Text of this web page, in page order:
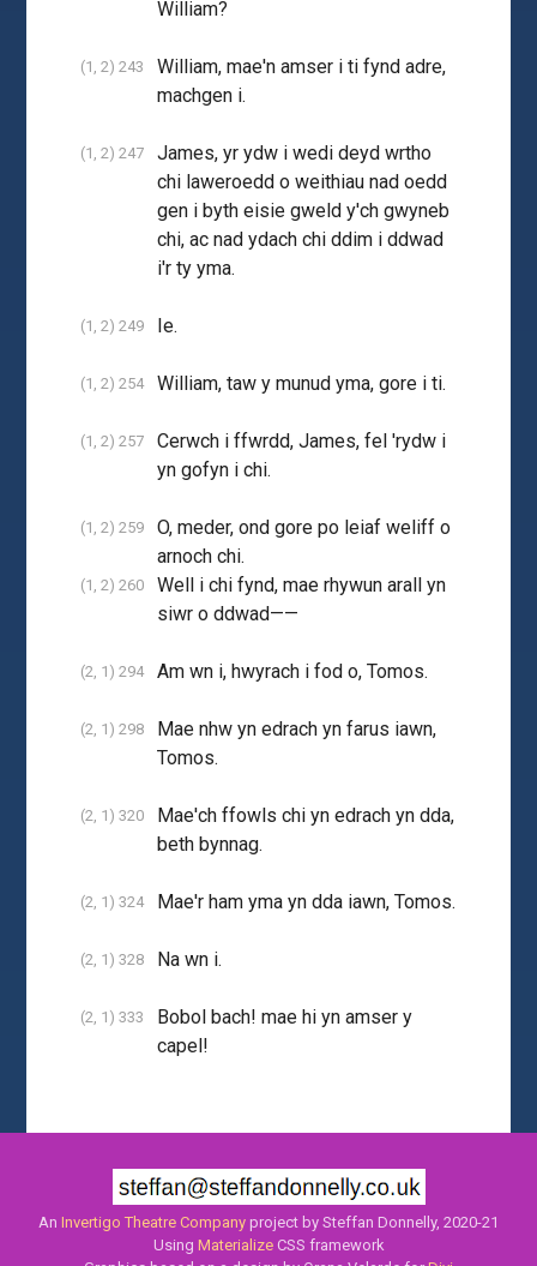
William?
(1, 2) 243
William, mae'n amser i ti fynd adre,
machgen i.
(1, 2) 247
James, yr ydw i wedi deyd wrtho
chi laweroedd o weithiau nad oedd
gen i byth eisie gweld y'ch gwyneb
chi, ac nad ydach chi ddim i ddwad
i'r ty yma.
(1, 2) 249 Ie.
(1, 2) 254 William, taw y munud yma, gore i ti.
(1, 2) 257
Cerwch i ffwrdd, James, fel 'rydw i
yn gofyn i chi.
(1, 2) 259
O, meder, ond gore po leiaf weliff o
arnoch chi.
(1, 2) 260
Well i chi fynd, mae rhywun arall yn
siwr o ddwad——
(2, 1) 294 Am wn i, hwyrach i fod o, Tomos.
(2, 1) 298
Mae nhw yn edrach yn farus iawn,
Tomos.
(2, 1) 320
Mae'ch ffowls chi yn edrach yn dda,
beth bynnag.
(2, 1) 324 Mae'r ham yma yn dda iawn, Tomos.
(2, 1) 328 Na wn i.
(2, 1) 333
Bobol bach! mae hi yn amser y
capel!
An Invertigo Theatre Company project by Steffan Donnelly, 2020-21
Using MaterializeCSS framework